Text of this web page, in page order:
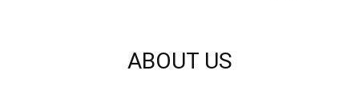
ABOUT US